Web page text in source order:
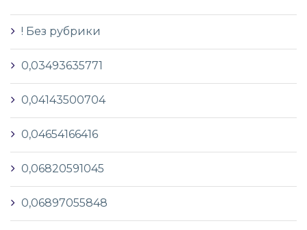
! Без рубрики
0,03493635771
0,04143500704
0,04654166416
0,06820591045
0,06897055848